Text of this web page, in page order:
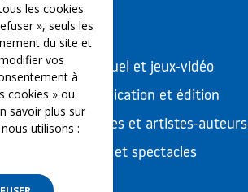
Audiovisuel et jeux-vidéo
Communication et édition
Freelances et artistes-auteurs
Musique et spectacles
les cookies
», seuls les
du site et
vos
à
cookies » ou
savoir plus sur
utilisons :